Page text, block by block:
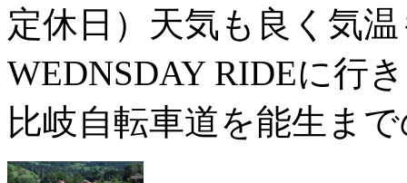
定休日）天気も良く気
WEDNSDAY RIDEに行
比岐自転車道を能生ま